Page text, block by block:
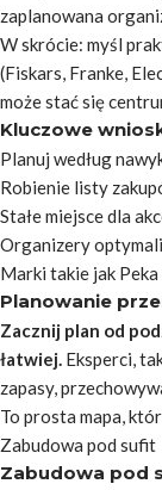
zaplanowana
W skrócie: myśl
(Fiskars, Franke,
może stać się
Kluczowe
Planuj według
Robienie listy
Stałe miejsce dla
Organizery
Marki takie jak
Planowanie
Zacznij plan od
łatwiej. Eksperci,
zapasy,
To prosta mapa,
Zabudowa pod sufit
Zabudowa pod